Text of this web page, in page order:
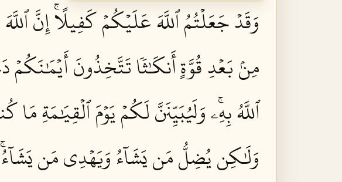
وَقَدۡ جَعَلۡتُمُ ٱللَّهَ عَلَيۡكُمۡ كَفِيلًاۚ إِنَّ ٱللَّهَ
مِنۢ بَعۡدِ قُوَّةٍ أَنكَٰثٗا تَتَّخِذُونَ أَيۡمَٰنَكُمۡ
ٱللَّهُ بِهِۦۚ وَلَيُبَيِّنَنَّ لَكُمۡ يَوۡمَ ٱلۡقِيَٰمَةِ مَا
وَلَٰكِن يُضِلُّ مَن يَشَآءُ وَيَهۡدِي مَن يَشَآءُۚ